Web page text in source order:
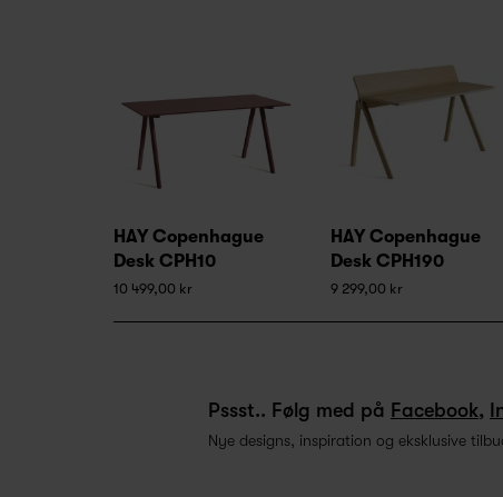
HAY Copenhague
Desk CPH10
10 499,00 kr
HAY Copenhague
Desk CPH190
9 299,00 kr
Pssst.. Følg med på Facebook,
Nye designs, inspiration og eksklusive